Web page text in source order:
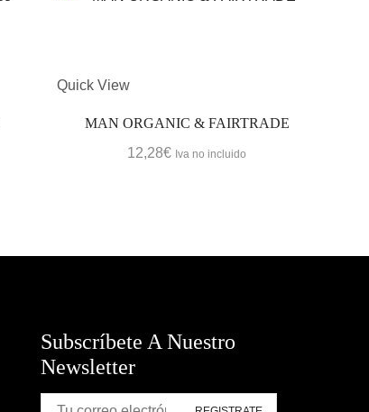
Quick View
MAN ORGANIC & FAIRTRADE
12,28€ Iva no incluido
Subscríbete A Nuestro
Newsletter